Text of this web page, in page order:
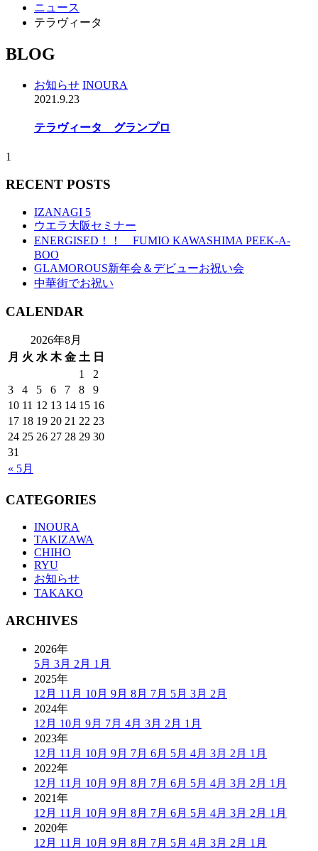
ニュース
テラヴィータ
BLOG
お知らせ INOURA
2021.9.23
テラヴィータ グランプロ
1
RECENT POSTS
IZANAGI 5
ウエラ大阪セミナー
ENERGISED！！ FUMIO KAWASHIMA PEEK-A-
BOO
GLAMOROUS新年会＆デビューお祝い会
中華街でお祝い
CALENDAR
2026年8月
月 火 水 木 金 土 日
« 5月
1
2
3
4 5 6 7 8
9
10 11 12 13 14 15 16
17 18 19 20 21 22 23
24 25 26 27 28 29 30
31
CATEGORIES
INOURA
TAKIZAWA
CHIHO
RYU
お知らせ
TAKAKO
ARCHIVES
2026年
5月 3月 2月 1月
2025年
12月 11月 10月 9月 8月 7月 5月 3月 2月
2024年
12月 10月 9月 7月 4月 3月 2月 1月
2023年
12月 11月 10月 9月 7月 6月 5月 4月 3月 2月 1月
2022年
12月 11月 10月 9月 8月 7月 6月 5月 4月 3月 2月 1月
2021年
12月 11月 10月 9月 8月 7月 6月 5月 4月 3月 2月 1月
2020年
12月 11月 10月 9月 8月 7月 5月 4月 3月 2月 1月